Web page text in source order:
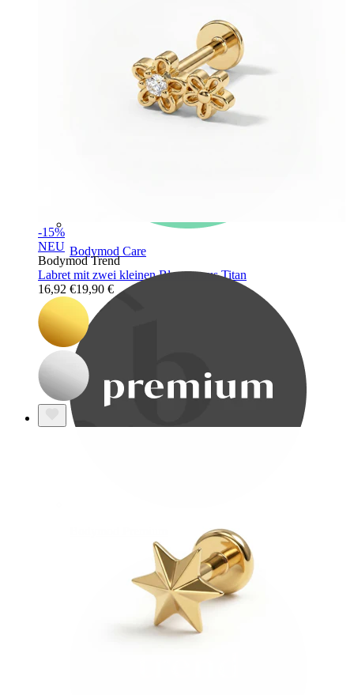
Bodymod Care
-15%
NEU
Bodymod Trend
Labret mit zwei kleinen Blumen aus Titan
16,92 €19,90 €